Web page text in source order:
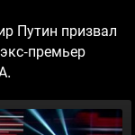
Путин призвал
премьер